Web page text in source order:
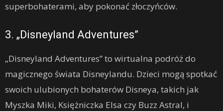
superbohaterami, aby pokonać złoczyńców.
3. „Disneyland Adventures”
„Disneyland Adventures” to wirtualna podróż do
magicznego świata Disneylandu. Dzieci mogą spotkać
swoich ulubionych bohaterów Disneya, takich jak
Myszka Miki, Księżniczka Elsa czy Buzz Astral, i